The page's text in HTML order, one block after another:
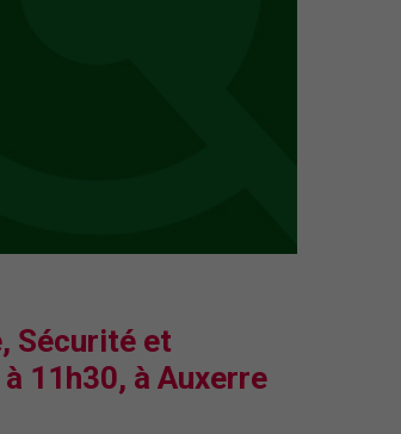
Sécurité et
11h30, à Auxerre